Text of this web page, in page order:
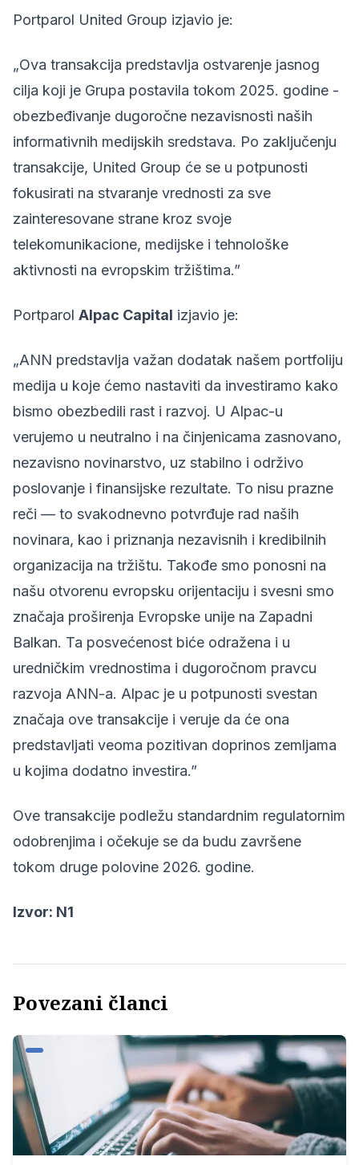
Portparol United Group izjavio je:
„Ova transakcija predstavlja ostvarenje jasnog
cilja koji je Grupa postavila tokom 2025. godine -
obezbeđivanje dugoročne nezavisnosti naših
informativnih medijskih sredstava. Po zaključenju
transakcije, United Group će se u potpunosti
fokusirati na stvaranje vrednosti za sve
zainteresovane strane kroz svoje
telekomunikacione, medijske i tehnološke
aktivnosti na evropskim tržištima.”
Portparol Alpac Capital izjavio je:
„ANN predstavlja važan dodatak našem portfoliju
medija u koje ćemo nastaviti da investiramo kako
bismo obezbedili rast i razvoj. U Alpac-u
verujemo u neutralno i na činjenicama zasnovano,
nezavisno novinarstvo, uz stabilno i održivo
poslovanje i finansijske rezultate. To nisu prazne
reči — to svakodnevno potvrđuje rad naših
novinara, kao i priznanja nezavisnih i kredibilnih
organizacija na tržištu. Takođe smo ponosni na
našu otvorenu evropsku orijentaciju i svesni smo
značaja proširenja Evropske unije na Zapadni
Balkan. Ta posvećenost biće odražena i u
uredničkim vrednostima i dugoročnom pravcu
razvoja ANN-a. Alpac je u potpunosti svestan
značaja ove transakcije i veruje da će ona
predstavljati veoma pozitivan doprinos zemljama
u kojima dodatno investira.”
Ove transakcije podležu standardnim regulatornim
odobrenjima i očekuje se da budu završene
tokom druge polovine 2026. godine.
Izvor: N1
Povezani članci